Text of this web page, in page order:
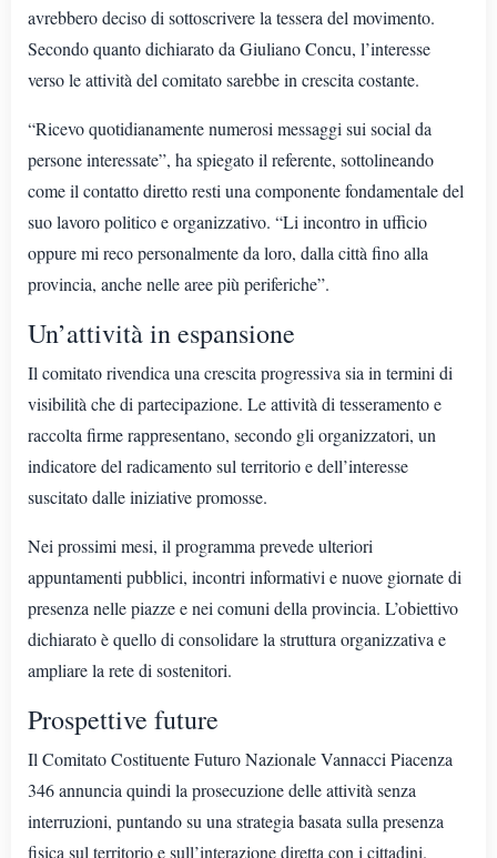
avrebbero deciso di sottoscrivere la tessera del movimento.
Secondo quanto dichiarato da Giuliano Concu, l’interesse
verso le attività del comitato sarebbe in crescita costante.
“Ricevo quotidianamente numerosi messaggi sui social da
persone interessate”, ha spiegato il referente, sottolineando
come il contatto diretto resti una componente fondamentale del
suo lavoro politico e organizzativo. “Li incontro in ufficio
oppure mi reco personalmente da loro, dalla città fino alla
provincia, anche nelle aree più periferiche”.
Un’attività in espansione
Il comitato rivendica una crescita progressiva sia in termini di
visibilità che di partecipazione. Le attività di tesseramento e
raccolta firme rappresentano, secondo gli organizzatori, un
indicatore del radicamento sul territorio e dell’interesse
suscitato dalle iniziative promosse.
Nei prossimi mesi, il programma prevede ulteriori
appuntamenti pubblici, incontri informativi e nuove giornate di
presenza nelle piazze e nei comuni della provincia. L’obiettivo
dichiarato è quello di consolidare la struttura organizzativa e
ampliare la rete di sostenitori.
Prospettive future
Il Comitato Costituente Futuro Nazionale Vannacci Piacenza
346 annuncia quindi la prosecuzione delle attività senza
interruzioni, puntando su una strategia basata sulla presenza
fisica sul territorio e sull’interazione diretta con i cittadini.